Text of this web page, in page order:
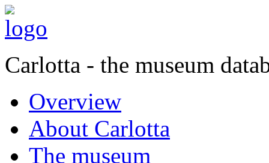
Carlotta - the museum
Overview
About Carlotta
The museum